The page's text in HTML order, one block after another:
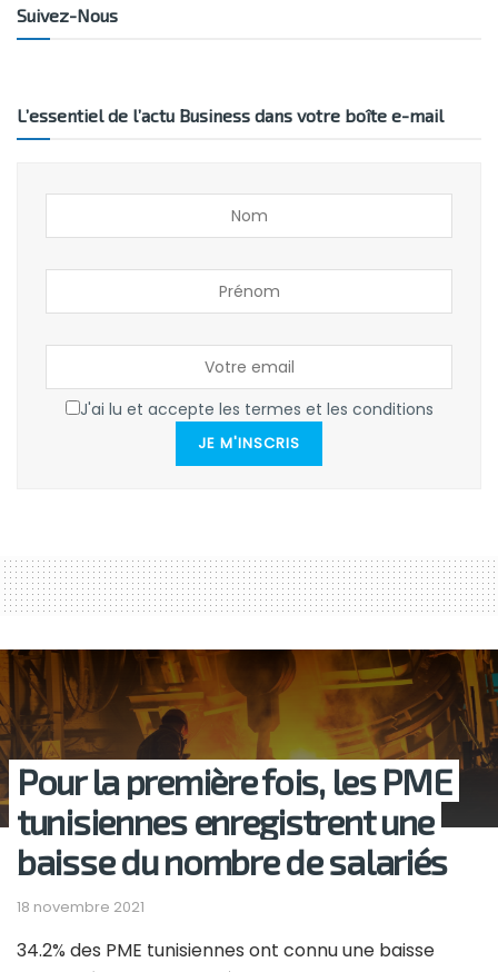
Suivez-Nous
L’essentiel de l’actu Business dans votre boîte e-mail
J'ai lu et accepte les termes et les conditions
JE M'INSCRIS
Pour la première fois, les PME
tunisiennes enregistrent une
baisse du nombre de salariés
18 novembre 2021
34.2% des PME tunisiennes ont connu une baisse